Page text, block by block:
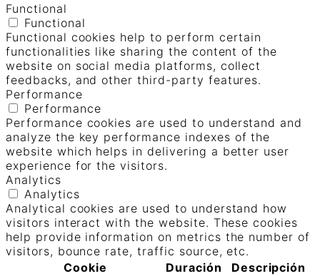
Functional
Functional
Functional cookies help to perform certain
functionalities like sharing the content of the
website on social media platforms, collect
feedbacks, and other third-party features.
Performance
Performance
Performance cookies are used to understand and
analyze the key performance indexes of the
website which helps in delivering a better user
experience for the visitors.
Analytics
Analytics
Analytical cookies are used to understand how
visitors interact with the website. These cookies
help provide information on metrics the number of
visitors, bounce rate, traffic source, etc.
Cookie
Duración Descripción